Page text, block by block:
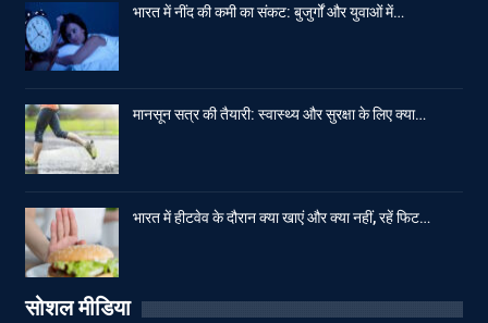
भारत में नींद की कमी का संकट: बुजुर्गों और युवाओं में…
मानसून सत्र की तैयारी: स्वास्थ्य और सुरक्षा के लिए क्या…
भारत में हीटवेव के दौरान क्या खाएं और क्या नहीं, रहें फिट…
सोशल मीडिया